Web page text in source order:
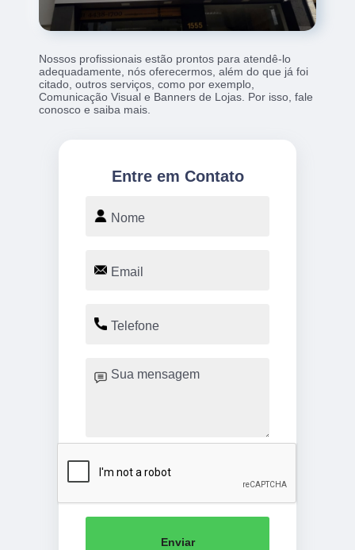
Nossos profissionais estão prontos para atendê-lo
adequadamente, nós oferecermos, além do que já foi
citado, outros serviços, como por exemplo,
Comunicação Visual e Banners de Lojas. Por isso, fale
conosco e saiba mais.
Entre em Contato
Enviar